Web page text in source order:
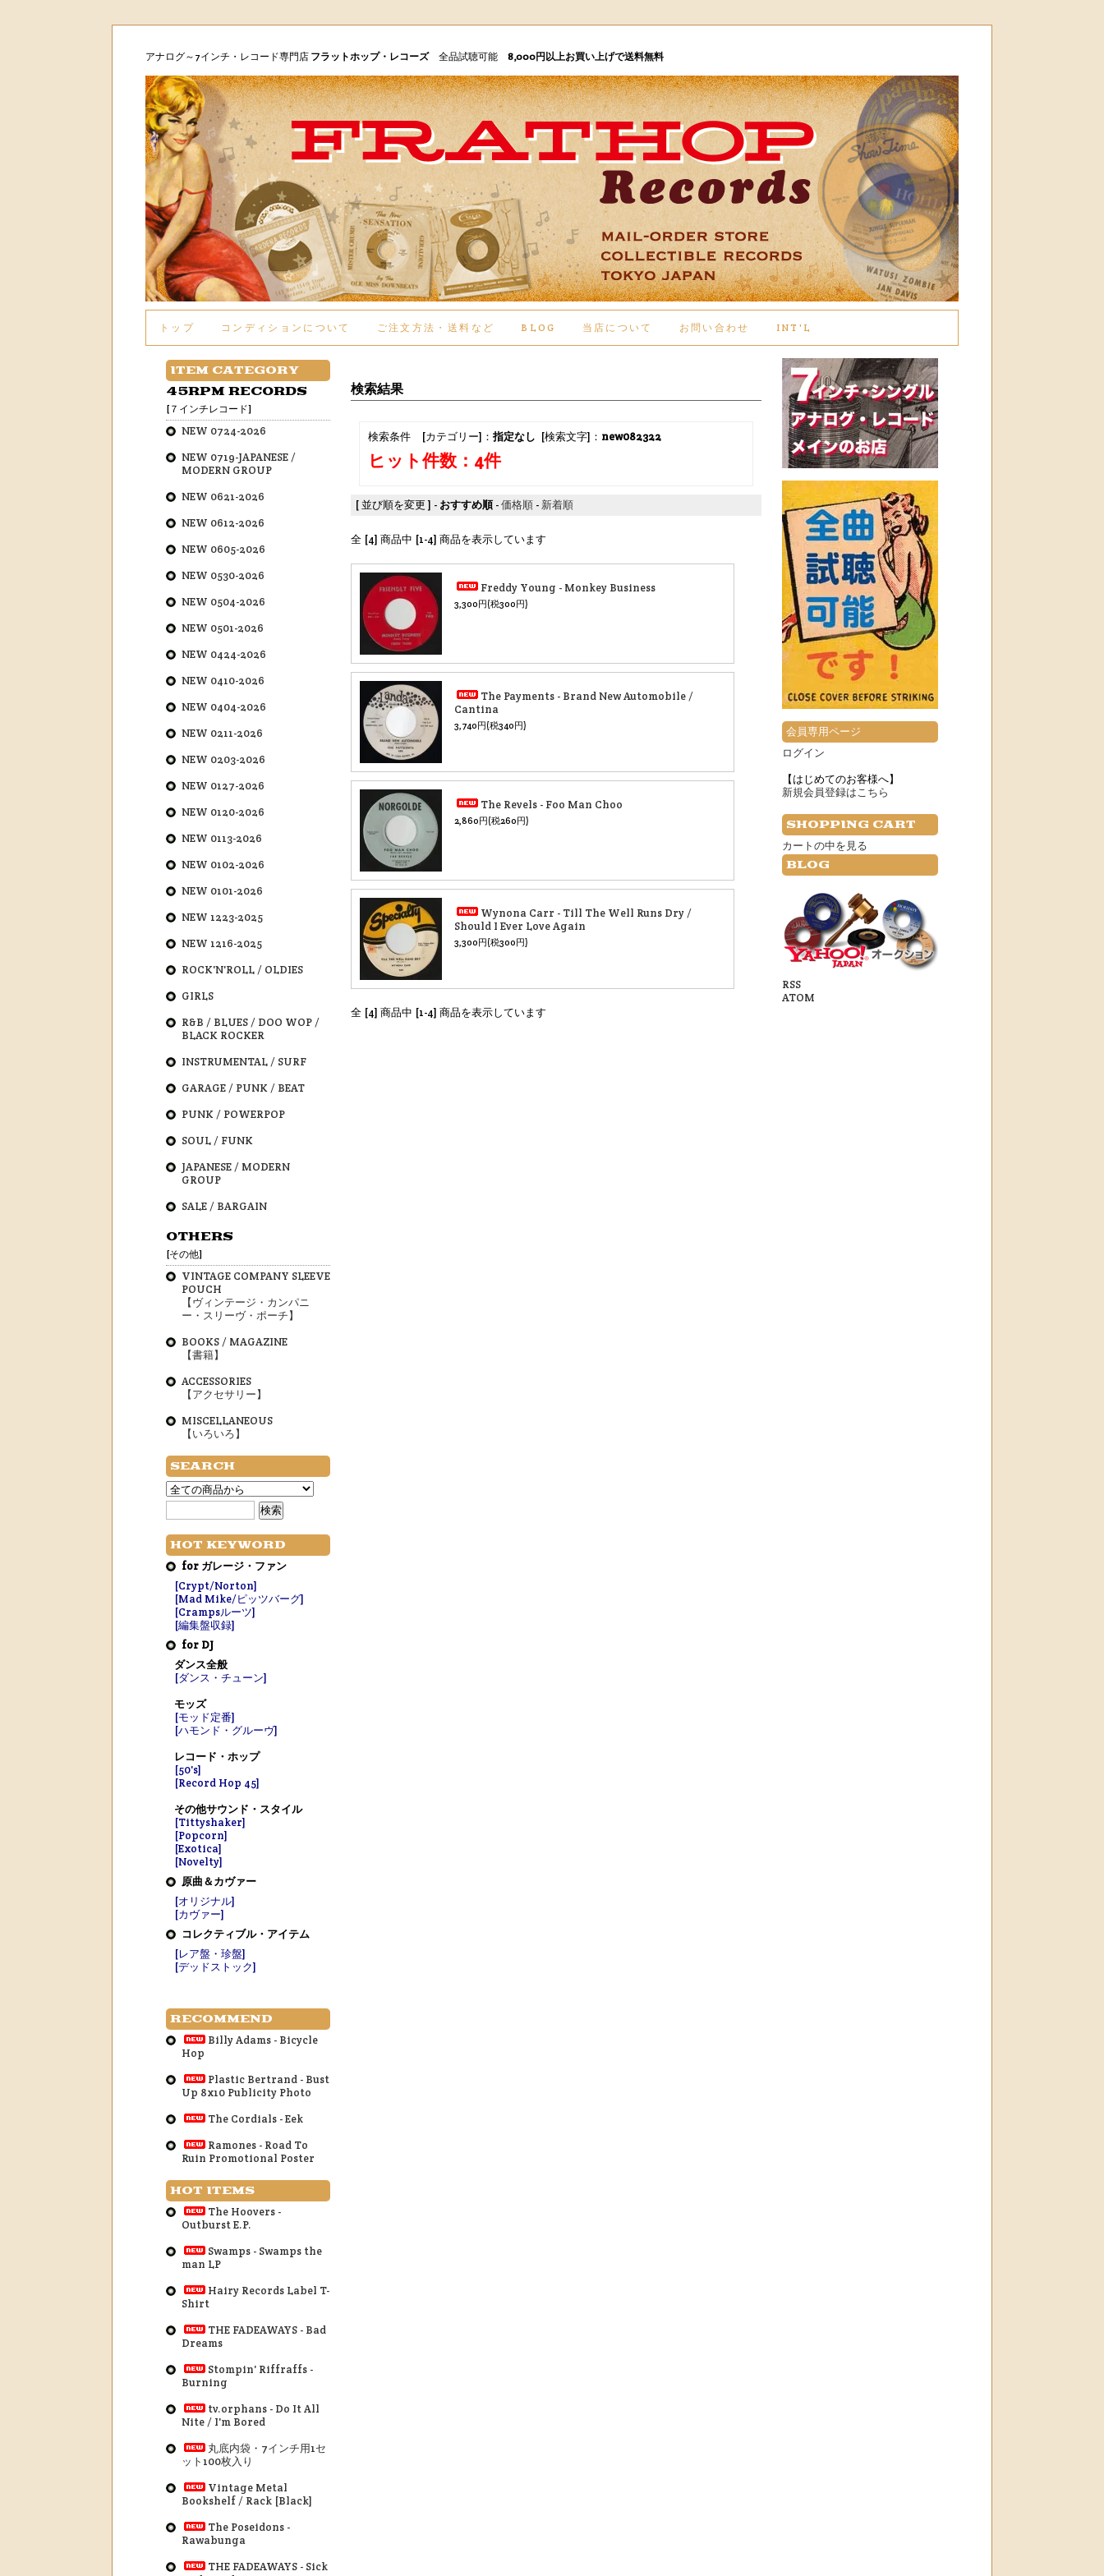
アナログ～7インチ・レコード専門店 フラットホップ・レコーズ全品試聴可能 8,000円以上お買い上げで送料無料
トップ コンディションについて ご注文方法・送料など BLOG 当店について お問い合わせ INT'L
検索結果
検索条件 [カテゴリー]： 指定なし [検索文字]： new082322
ヒット件数：4件
[ 並び順を変更 ] - おすすめ順-価格順 - 新着順
全 [4] 商品中 [1-4] 商品を表示しています
Freddy Young - Monkey Business
3,300円(税300円)
The Payments - Brand New Automobile /
Cantina
3,740円(税340円)
The Revels - Foo Man Choo
2,860円(税260円)
Wynona Carr - Till The Well Runs Dry /
Should I Ever Love Again
3,300円(税300円)
全 [4] 商品中 [1-4] 商品を表示しています
ITEM CATEGORY
45RPM RECORDS
[７インチレコード]
NEW 0724-2026
NEW 0719-JAPANESE /
MODERN GROUP
NEW 0621-2026
NEW 0612-2026
NEW 0605-2026
NEW 0530-2026
NEW 0504-2026
NEW 0501-2026
NEW 0424-2026
NEW 0410-2026
NEW 0404-2026
NEW 0211-2026
NEW 0203-2026
NEW 0127-2026
NEW 0120-2026
NEW 0113-2026
NEW 0102-2026
NEW 0101-2026
NEW 1223-2025
NEW 1216-2025
ROCK'N'ROLL / OLDIES
GIRLS
R&B / BLUES / DOO WOP /
BLACK ROCKER
INSTRUMENTAL / SURF
GARAGE / PUNK / BEAT
PUNK / POWERPOP
SOUL / FUNK
JAPANESE / MODERN
GROUP
SALE / BARGAIN
OTHERS
[その他]
VINTAGE COMPANY SLEEVE
POUCH
【ヴィンテージ・カンパニ
ー・スリーヴ・ポーチ】
BOOKS / MAGAZINE
【書籍】
ACCESSORIES
【アクセサリー】
MISCELLANEOUS
【いろいろ】
SEARCH
HOT KEYWORD
for ガレージ・ファン
[Crypt/Norton]
[Mad Mike/ピッツバーグ]
[Crampsルーツ]
[編集盤収録]
for DJ
ダンス全般
[ダンス・チューン]
モッズ
[モッド定番]
[ハモンド・グルーヴ]
レコード・ホップ
[50's]
[Record Hop 45]
その他サウンド・スタイル
[Tittyshaker]
[Popcorn]
[Exotica]
[Novelty]
原曲＆カヴァー
[オリジナル]
[カヴァー]
コレクティブル・アイテム
[レア盤・珍盤]
[デッドストック]
RECOMMEND
Billy Adams - Bicycle
Hop
Plastic Bertrand - Bust
Up 8x10 Publicity Photo
The Cordials - Eek
Ramones - Road To
Ruin Promotional Poster
HOT ITEMS
The Hoovers -
Outburst E.P.
Swamps - Swamps the
man LP
Hairy Records Label T-
Shirt
THE FADEAWAYS - Bad
Dreams
Stompin' Riffraffs -
Burning
tv.orphans - Do It All
Nite / I'm Bored
丸底内袋・7インチ用1セ
ット100枚入り
Vintage Metal
Bookshelf / Rack [Black]
The Poseidons -
Rawabunga
THE FADEAWAYS - Sick
会員専用ページ
ログイン
【はじめてのお客様へ】
新規会員登録はこちら
SHOPPING CART
カートの中を見る
BLOG
RSS
ATOM